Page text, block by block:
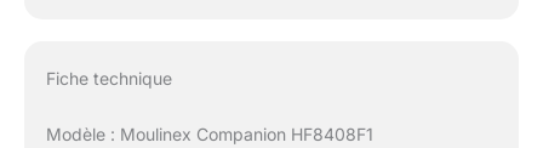
Fiche technique
Modèle : Moulinex Companion HF8408F1